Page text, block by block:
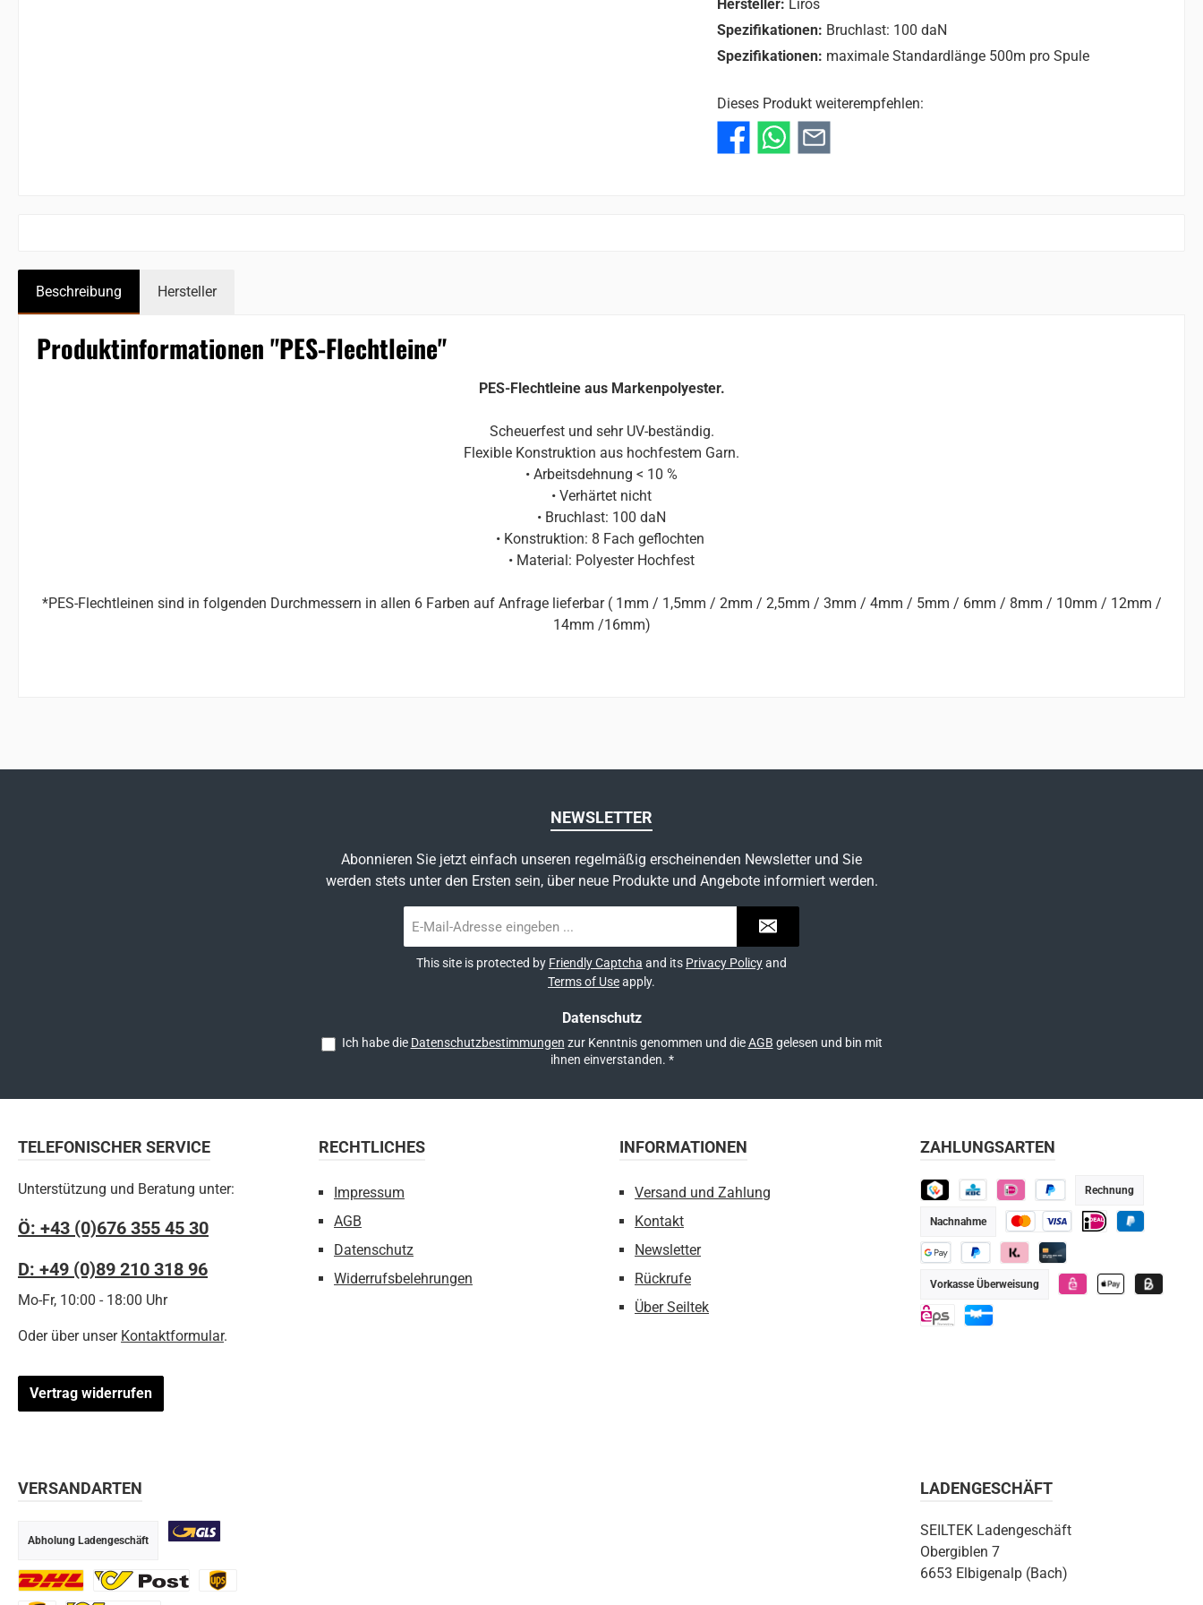
Hersteller: Liros
Spezifikationen: Bruchlast: 100 daN
Spezifikationen: maximale Standardlänge 500m pro Spule
Dieses Produkt weiterempfehlen:
Beschreibung Hersteller
Produktinformationen "PES-Flechtleine"
PES-Flechtleine aus Markenpolyester.
Scheuerfest und sehr UV-beständig.
Flexible Konstruktion aus hochfestem Garn.
• Arbeitsdehnung < 10 %
• Verhärtet nicht
• Bruchlast: 100 daN
• Konstruktion: 8 Fach geflochten
• Material: Polyester Hochfest
*PES-Flechtleinen sind in folgenden Durchmessern in allen 6 Farben auf Anfrage lieferbar ( 1mm / 1,5mm / 2mm / 2,5mm / 3mm / 4mm / 5mm / 6mm / 8mm / 10mm / 12mm /
14mm /16mm)
NEWSLETTER
Abonnieren Sie jetzt einfach unseren regelmäßig erscheinenden Newsletter und Sie
werden stets unter den Ersten sein, über neue Produkte und Angebote informiert werden.
Mail-
This site is protected by Friendly Captcha and its Privacy Policyand
Terms of Useapply.
Datenschutz
Ich habe die Datenschutzbestimmungen zur Kenntnis genommen und dieAGB gelesen und bin mit
ihnen einverstanden. *
TELEFONISCHER SERVICE
Unterstützung und Beratung unter:
Ö: +43 (0)676 355 45 30
D: +49 (0)89 210 318 96
Mo-Fr, 10:00 - 18:00 Uhr
Oder über unser Kontaktformular.
Vertrag widerrufen
RECHTLICHES
Impressum
AGB
Datenschutz
Widerrufsbelehrungen
INFORMATIONEN
Versand und Zahlung
Kontakt
Newsletter
Rückrufe
Über Seiltek
ZAHLUNGSARTEN
PayPal Kredit-/Debitkarte
Vorkasse Überweisung
iDEALSpäter bezahlen
Rechnung
Nachnahme
Kredit- oder Debitkarte
Google Pay
VERSANDARTEN
Abholung Ladengeschäft
DHL Ö-Post
LADENGESCHÄFT
SEILTEK Ladengeschäft
Obergiblen 7
6653 Elbigenalp (Bach)